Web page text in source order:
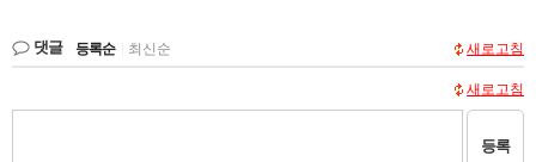
댓글 등록순 최신순 새로고침
새로고침
등록